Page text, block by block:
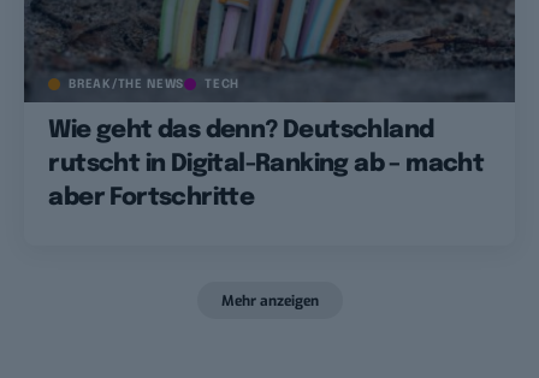
BREAK/THE NEWS TECH
Wie geht das denn? Deutschland
rutscht in Digital-Ranking ab – macht
aber Fortschritte
Mehr anzeigen